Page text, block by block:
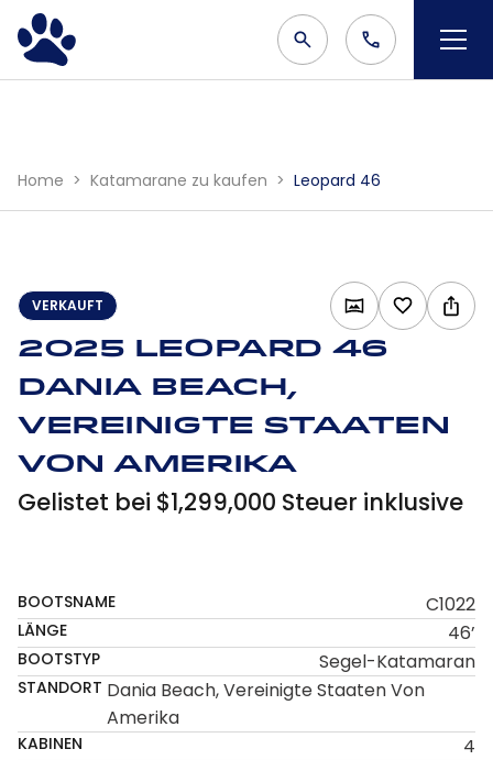
Home Katamarane zu kaufen Leopard 46
VERKAUFT
2025 Leopard 46
Dania Beach,
Vereinigte Staaten
von Amerika
Gelistet bei $1,299,000 Steuer inklusive
BOOTSNAME C1022
LÄNGE 46’
BOOTSTYP Segel-Katamaran
STANDORT Dania Beach, Vereinigte Staaten Von
Amerika
KABINEN 4